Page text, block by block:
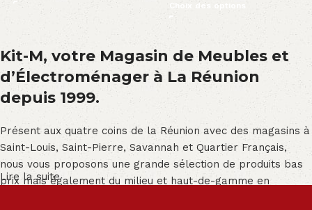
Choix des options
Kit-M, votre Magasin de Meubles et
d’Électroménager à La Réunion
depuis 1999.
Présent aux quatre coins de la Réunion avec des magasins à
Saint-Louis, Saint-Pierre, Savannah et Quartier Français,
nous vous proposons une grande sélection de produits bas
prix mais également du milieu et haut-de-gamme en
Lire la suite